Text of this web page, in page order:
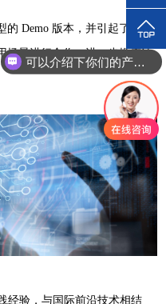
Demo 版本，并引起了众多
场景进行合作，进一步推广这
验，与国际前沿技术相结
可以介绍下你们的产品么？